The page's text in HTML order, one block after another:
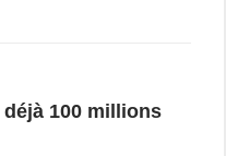
100 millions